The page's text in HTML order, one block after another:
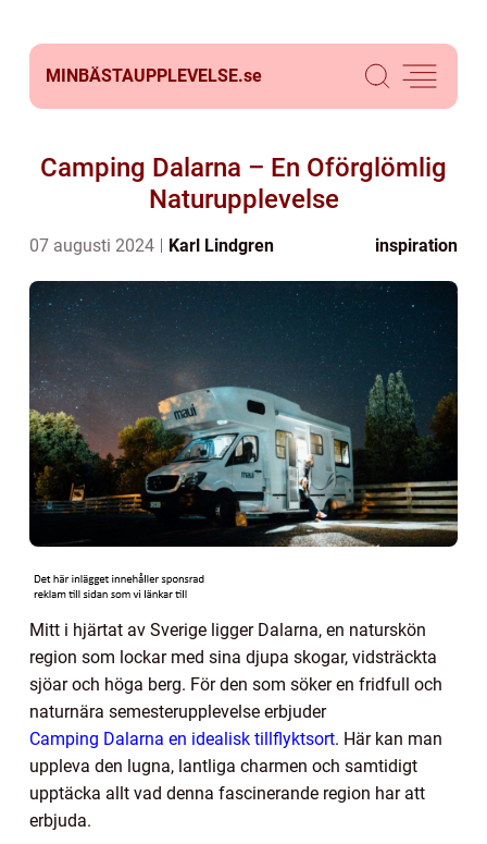
MINBÄSTAUPPLEVELSE.se
Camping Dalarna – En Oförglömlig
Naturupplevelse
07 augusti 2024 Karl Lindgren inspiration
Mitt i hjärtat av Sverige ligger Dalarna, en naturskön
region som lockar med sina djupa skogar, vidsträckta
sjöar och höga berg. För den som söker en fridfull och
naturnära semesterupplevelse erbjuder
Camping Dalarna en idealisk tillflyktsort. Här kan man
uppleva den lugna, lantliga charmen och samtidigt
upptäcka allt vad denna fascinerande region har att
erbjuda.